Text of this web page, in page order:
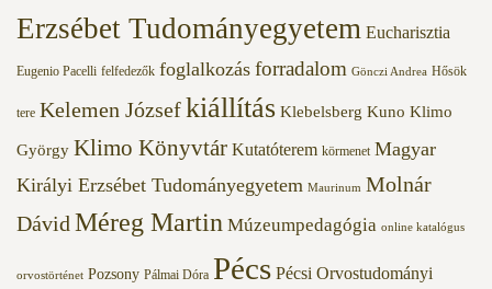
Erzsébet Tudományegyetem Eucharisztia
Eugenio Pacelli felfedezők foglalkozás forradalom Gönczi Andrea Hősök
tere Kelemen Józsefkiállítás Klebelsberg Kuno Klimo
György Klimo Könyvtár Kutatóterem körmenet Magyar
Királyi Erzsébet Tudományegyetem Maurinum Molnár
Dávid Méreg Martin Múzeumpedagógia online katalógus
orvostörténet Pozsony Pálmai Dóra Pécs Pécsi Orvostudományi